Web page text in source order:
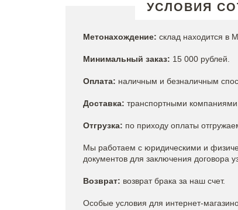
УСЛОВИЯ
Метонахождение: склад находится в
Минимальный заказ: 15 000 рублей.
Оплата: наличным и безналичным
Доставка: транспортными
Отгрузка: по приходу оплаты
Мы работаем с юридическими и
документов для заключения договора
Возврат: возврат брака за наш счет.
Особые условия для интернет-